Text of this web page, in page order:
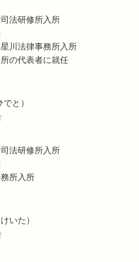
法研修所入所
川法律事務所入所
の代表者に就任
と）
法研修所入所
所入所
いた）